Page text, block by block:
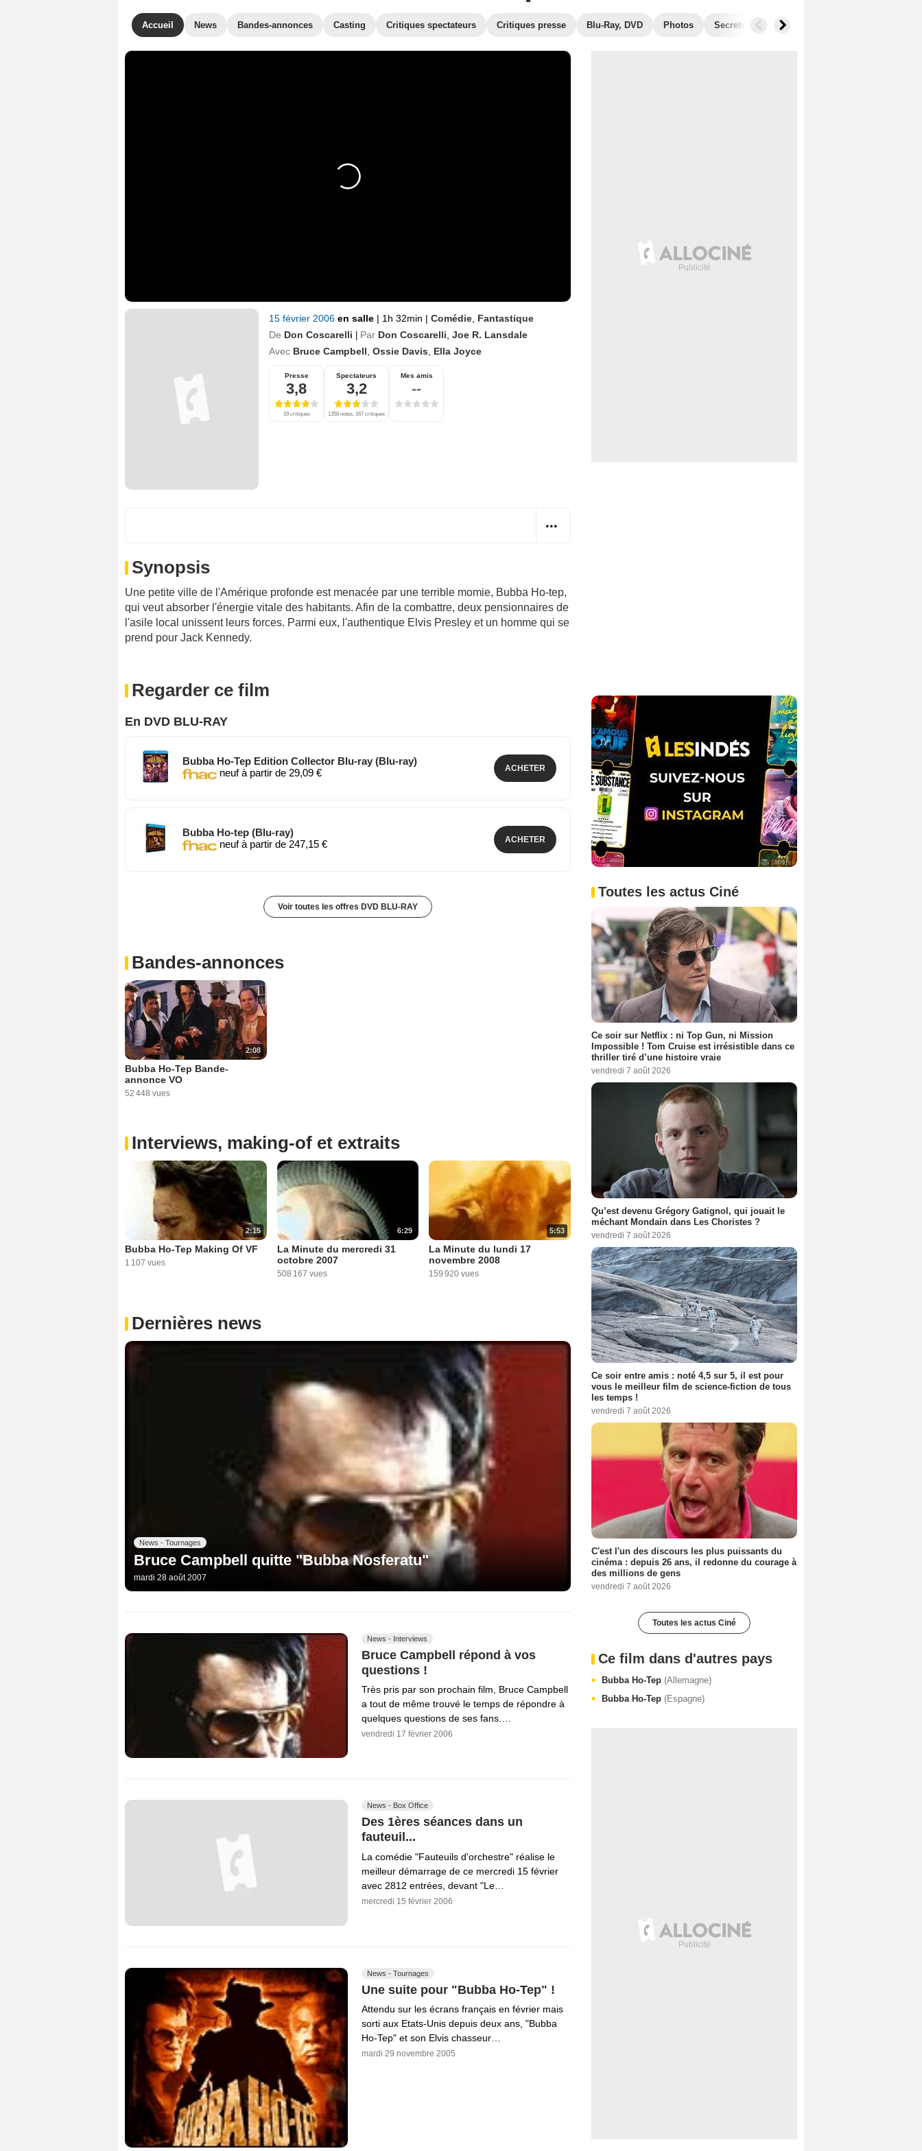
Accueil News Bandes-annonces Casting Critiques spectateurs Critiques presse Blu-Ray, DVD Photos Secrets de tournage
15 février 2006 en salle | 1h 32min | Comédie Fantastique
De Don Coscarelli | Par Don Coscarelli Joe R. Lansdale
Avec Bruce Campbell Ossie Davis Ella Joyce
Presse
3,8
19 critiques
Spectateurs
3,2
1358 notes, 167 critiques
Mes amis
--
Synopsis
Une petite ville de l'Amérique profonde est menacée par une terrible momie, Bubba Ho-tep,
qui veut absorber l'énergie vitale des habitants. Afin de la combattre, deux pensionnaires de
l'asile local unissent leurs forces. Parmi eux, l'authentique Elvis Presley et un homme qui se
prend pour Jack Kennedy.
Regarder ce film
En DVD BLU-RAY
Bubba Ho-Tep Edition Collector Blu-ray (Blu-ray)
neuf à partir de 29,09 €
ACHETER
Bubba Ho-tep (Blu-ray)
neuf à partir de 247,15 €
ACHETER
Voir toutes les offres DVD BLU-RAY
Bandes-annonces
2:08
Bubba Ho-Tep Bande-
annonce VO
52 448 vues
Interviews, making-of et extraits
2:15
Bubba Ho-Tep Making Of VF
1 107 vues
6:29
La Minute du mercredi 31
octobre 2007
508 167 vues
5:53
La Minute du lundi 17
novembre 2008
159 920 vues
Dernières news
News - Tournages
Bruce Campbell quitte "Bubba Nosferatu"
mardi 28 août 2007
News - Interviews
Bruce Campbell répond à vos
questions !
Très pris par son prochain film, Bruce Campbell
a tout de même trouvé le temps de répondre à
quelques questions de ses fans.…
vendredi 17 février 2006
News - Box Office
Des 1ères séances dans un
fauteuil...
La comédie "Fauteuils d'orchestre" réalise le
meilleur démarrage de ce mercredi 15 février
avec 2812 entrées, devant "Le…
mercredi 15 février 2006
News - Tournages
Une suite pour "Bubba Ho-Tep" !
Attendu sur les écrans français en février mais
sorti aux Etats-Unis depuis deux ans, "Bubba
Ho-Tep" et son Elvis chasseur…
mardi 29 novembre 2005
Toutes les actus Ciné
Ce soir sur Netflix : ni Top Gun, ni Mission
Impossible ! Tom Cruise est irrésistible dans ce
thriller tiré d’une histoire vraie
vendredi 7 août 2026
Qu’est devenu Grégory Gatignol, qui jouait le
méchant Mondain dans Les Choristes ?
vendredi 7 août 2026
Ce soir entre amis : noté 4,5 sur 5, il est pour
vous le meilleur film de science-fiction de tous
les temps !
vendredi 7 août 2026
C'est l'un des discours les plus puissants du
cinéma : depuis 26 ans, il redonne du courage à
des millions de gens
vendredi 7 août 2026
Toutes les actus Ciné
Ce film dans d'autres pays
Bubba Ho-Tep (Allemagne)
Bubba Ho-Tep (Espagne)